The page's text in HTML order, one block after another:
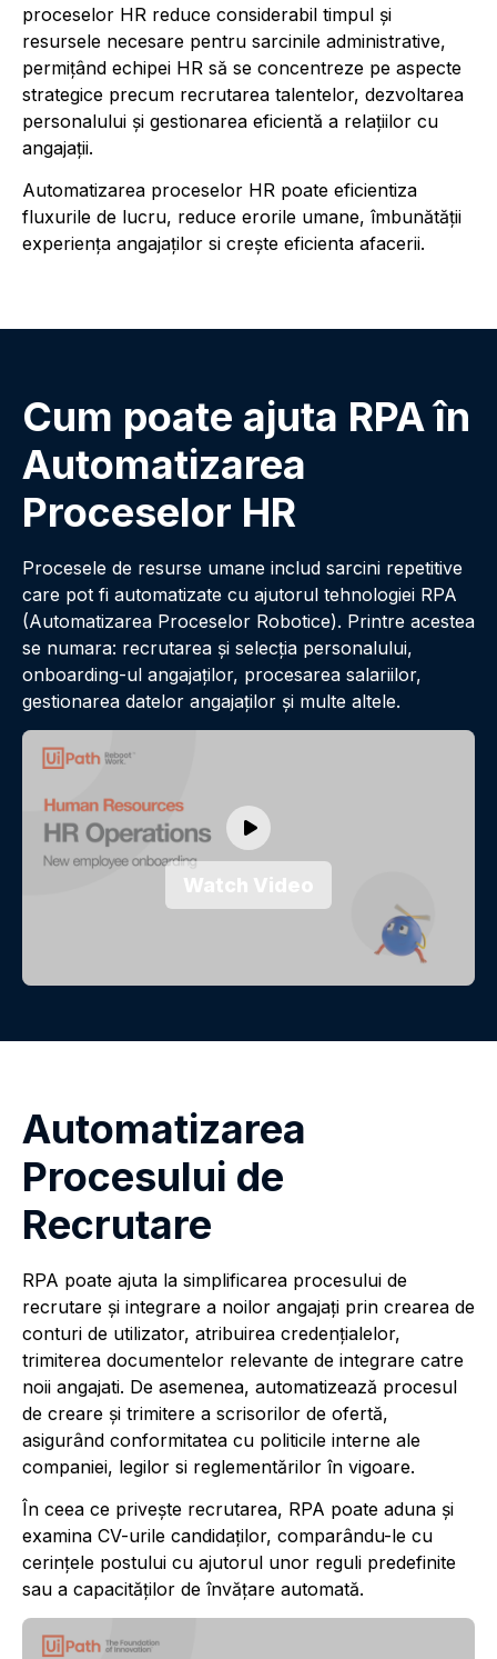
proceselor HR reduce considerabil timpul și
resursele necesare pentru sarcinile administrative,
permițând echipei HR să se concentreze pe aspecte
strategice precum recrutarea talentelor, dezvoltarea
personalului și gestionarea eficientă a relațiilor cu
angajații.
Automatizarea proceselor HR poate eficientiza
fluxurile de lucru, reduce erorile umane, îmbunătăţii
experienţa angajaţilor si creşte eficienta afacerii.
Cum poate ajuta RPA în
Automatizarea
Proceselor HR
Procesele de resurse umane includ sarcini repetitive
care pot fi automatizate cu ajutorul tehnologiei RPA
(Automatizarea Proceselor Robotice). Printre acestea
se numara: recrutarea şi selecţia personalului,
onboarding-ul angajaţilor, procesarea salariilor,
gestionarea datelor angajaţilor şi multe altele.
Watch Video
Automatizarea
Procesului de
Recrutare
RPA poate ajuta la simplificarea procesului de
recrutare şi integrare a noilor angajaţi prin crearea de
conturi de utilizator, atribuirea credențialelor,
trimiterea documentelor relevante de integrare catre
noii angajati. De asemenea, automatizează procesul
de creare și trimitere a scrisorilor de ofertă,
asigurând conformitatea cu politicile interne ale
companiei, legilor si reglementărilor în vigoare.
În ceea ce priveşte recrutarea, RPA poate aduna şi
examina CV-urile candidaților, comparându-le cu
cerințele postului cu ajutorul unor reguli predefinite
sau a capacităților de învățare automată.